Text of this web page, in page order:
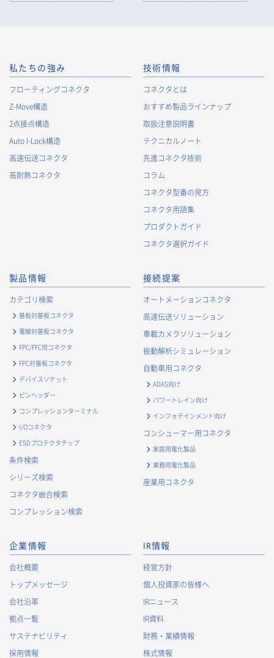
私たちの強み
フローティングコネクタ
Z-Move構造
2点接点構造
Auto I-Lock構造
高速伝送コネクタ
高耐熱コネクタ
技術情報
コネクタとは
おすすめ製品ラインナップ
取扱注意説明書
テクニカルノート
先進コネクタ技術
コラム
コネクタ型番の見方
コネクタ用語集
プロダクトガイド
コネクタ選択ガイド
製品情報
カテゴリ検索
基板対基板コネクタ
電線対基板コネクタ
FPC/FFC用コネクタ
FPC対基板コネクタ
デバイスソケット
ピンヘッダー
コンプレッションターミナル
I/Oコネクタ
ESDプロテクタチップ
条件検索
シリーズ検索
コネクタ嵌合検索
コンプレッション検索
接続提案
オートメーションコネクタ
高速伝送ソリューション
車載カメラソリューション
振動解析シミュレーション
自動車用コネクタ
ADAS向け
パワートレイン向け
インフォテインメント向け
コンシューマー用コネクタ
家庭用電化製品
業務用電化製品
産業用コネクタ
企業情報
会社概要
トップメッセージ
会社沿革
拠点一覧
サステナビリティ
採用情報
IR情報
経営方針
個人投資家の皆様へ
IRニュース
IR資料
財務・業績情報
株式情報